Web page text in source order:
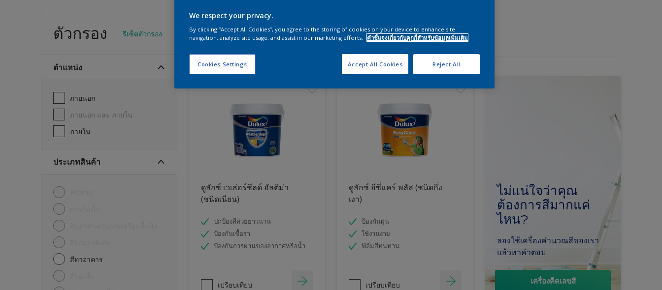
ตัวกรอง รีเซ็ตตัวกรอง
ตำแหน่ง
ภายนอก
ภายนอก และ ภายใน
ภายใน
ประเภทสินค้า
สีทาอาคาร
สีทาผนังและสีห้องนอน
ดูลักซ์ เวเธ่อร์ชีลด์ อัลติม่า
(ชนิดเนียน)
ปกป้องสีสวยยาวนาน
ป้องกันเชื้อรา
ป้องกันการผ่านของอากาศหรือน้ำ
เปรียบเทียบ
ดูลักซ์ อีซี่แคร์ พลัส (ชนิดกึ่ง
เงา)
ป้องกันฝุ่น
ใช้งานง่าย
ฟิล์มสีทนทาน
เปรียบเทียบ
ไม่แน่ใจว่าคุณ
ต้องการสีมากแค่
ไหน?
ลองใช้เครื่องคำนวณสีของเรา
แล้วหาคำตอบ
เครื่องคิดเลขสี
We respect your privacy.
By clicking “Accept All Cookies”, you agree to the storing of cookies on your device to enhance site
navigation, analyze site usage, and assist in our marketing efforts.
คำชี้แจงเกี่ยวกับคุกกี้สำหรับข้อมูลเพิ่มเติม
Cookies Settings Reject All
Accept All Cookies